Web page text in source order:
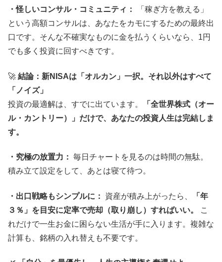
・怪しいコンサル・コミュニティ：
「稼ぎ方を教える」
という高額コンサルは、あなたをカモにするための最終出
口です。そんな不確実なものに金を払うくらいなら、1円
でも多く投資に回すべきです。
🚀 結論：新NISAは「オルカン」一択。それ以外はすべて
「ノイズ」
投資の最適解は、すでに出ています。
「全世界株式（オー
ル・カントリー）」だけで、あなたの投資人生は完結しま
す。
・究極の放置力： 毎日チャートを見るのは時間の無駄。
積み立て設定をして、あとは寝て待つ。
・出口戦略もシンプルに： 資産が積み上がったら、
「年
３％」を目安に定率で売却（取り崩し）すればいい。
こ
れだけで一生お金に困らない生活が手に入ります。複雑な
計算も、銘柄の入れ替えも不要です。